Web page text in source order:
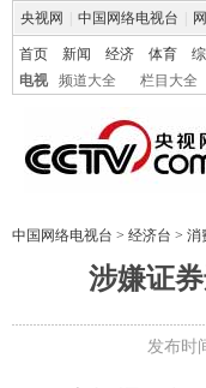
央视网 中国网络电视台
首页 新闻 经济 体育
电视
频道大全 栏目大全
中国网络电视台 > 经济台 > 消
涉嫌证
发布时